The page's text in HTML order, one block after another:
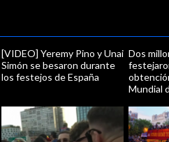
[VIDEO] Yeremy Pino y Unai
Simón se besaron durante
los festejos de España
Dos
Mundial